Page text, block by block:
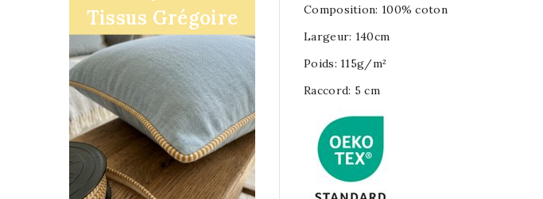
Tissus Grégoire
Composition: 100% coton
Largeur: 140cm
Poids: 115g/m²
Raccord: 5 cm